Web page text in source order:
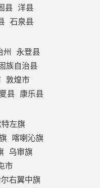
县 洋县
石泉县
州
永登县
族自治县
敦煌市
县 康乐县
左旗
喀喇沁旗
乌审旗
市
右翼中旗